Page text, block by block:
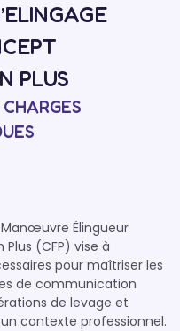
PLUS
Élingueur
(CFP) vise à
pour maîtriser les
de communication
de levage et
contexte professionnel.